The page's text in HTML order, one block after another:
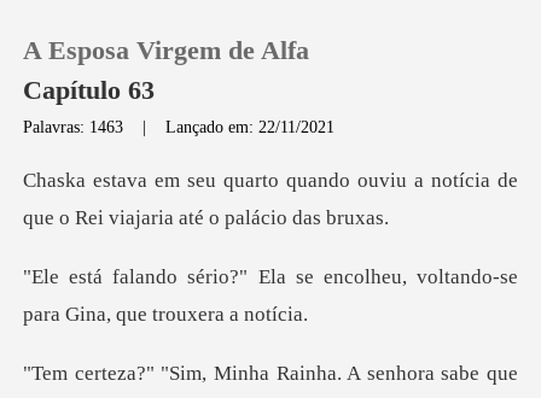
0
Histórico
A Esposa Virgem de Alfa
Capítulo 63
Palavras: 1463 |Lançado em: 22/11/2021
o ouviu a notícia de
que o Rei vi
se encolheu, voltando-se
para
senhora sabe que